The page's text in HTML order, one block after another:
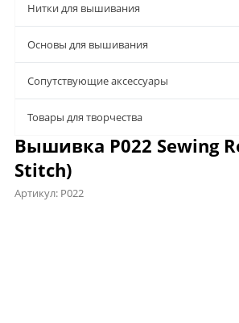
Нитки для вышивания
Основы для вышивания
Сопутствующие аксессуары
Товары для творчества
Вышивка P022 Sewing
Stitch)
Артикул: P022